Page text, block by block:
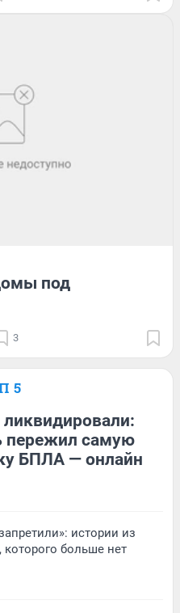
под
3
5
пережил самую
БПЛА — онлайн
истории из
которого больше нет